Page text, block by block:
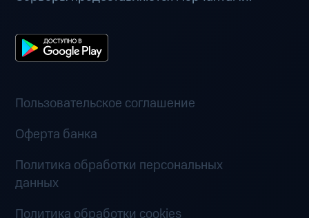
Пользовательское соглашение
Оферта банка
Политика обработки персональных
данных